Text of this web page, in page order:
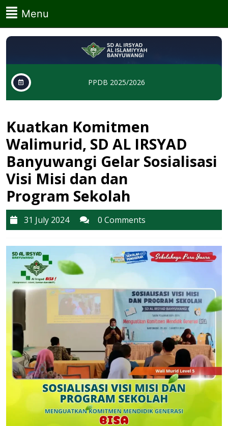
Skip
to
content
Menu
PPDB 2025/2026
Kuatkan Komitmen
Walimurid, SD AL IRSYAD
Banyuwangi Gelar Sosialisasi
Visi Misi dan dan
Program Sekolah
31 July 2024
31
July
2024
0 Comments